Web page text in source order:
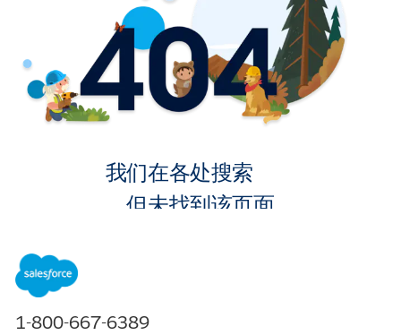
我们在各处搜索
，但未找到该页面。
1-800-667-6389